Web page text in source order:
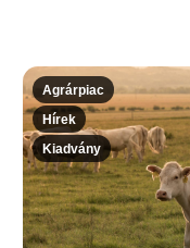
Agrárpiac
Hírek
Kiadvány